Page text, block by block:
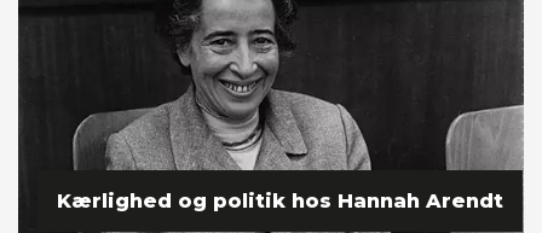
Kærlighed og politik hos Hannah Arendt